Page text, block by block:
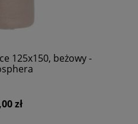
125x150, beżowy -
zł